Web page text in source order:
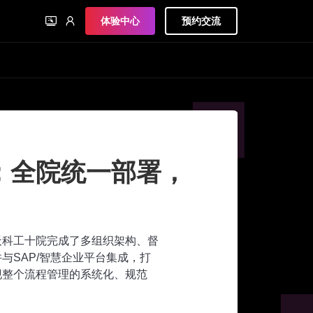
体验中心 预约交流
院统一部署，
工十院完成了多组织架构、督
SAP/智慧企业平台集成，打
个流程管理的系统化、规范